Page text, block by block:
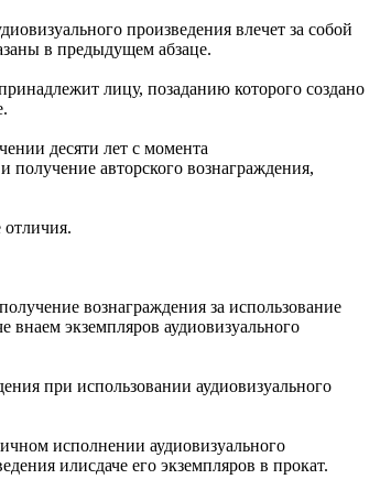
произведения влечет за собой
в предыдущем абзаце.
лицу, позаданию которого создано
десяти лет с момента
получение авторского вознаграждения,
отличия.
вознаграждения за использование
экземпляров аудиовизуального
при использовании аудиовизуального
исполнении аудиовизуального
илисдаче его экземпляров в прокат.